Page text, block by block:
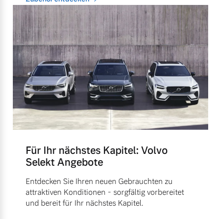
Für Ihr nächstes Kapitel: Volvo
Selekt Angebote
Entdecken Sie Ihren neuen Gebrauchten zu
attraktiven Konditionen - sorgfältig vorbereitet
und bereit für Ihr nächstes Kapitel.